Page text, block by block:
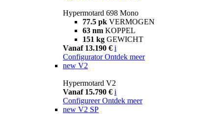
Hypermotard 698 Mono
77.5 pk VERMOGEN
63 nm KOPPEL
151 kg GEWICHT
Vanaf 13.190 € i
Configurator Ontdek meer
new V2
Hypermotard V2
Vanaf 15.790 € i
Configureer Ontdek meer
new V2 SP